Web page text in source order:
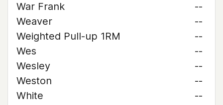
War Frank
--
Weaver
--
Weighted Pull-up 1RM
--
Wes
--
Wesley
--
Weston
--
White
--